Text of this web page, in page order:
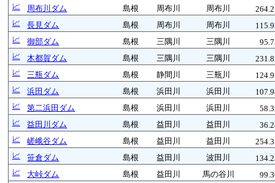
📈
周布川ダム 島根 周布川 周布川
📈
長見ダム 島根 周布川 周布川
📈
御部ダム 島根 三隅川 三隅川
📈
木都賀ダム 島根 三隅川 三隅川
📈
三瓶ダム 島根 静間川 三瓶川
📈
浜田ダム 島根 浜田川 浜田川
📈
第二浜田ダム 島根 浜田川 浜田川
📈
益田川ダム 島根 益田川 益田川
📈
嵯峨谷ダム 島根 益田川 益田川
📈
笹倉ダム 島根 益田川 波田川
📈
大峠ダム 島根 益田川 馬の谷川